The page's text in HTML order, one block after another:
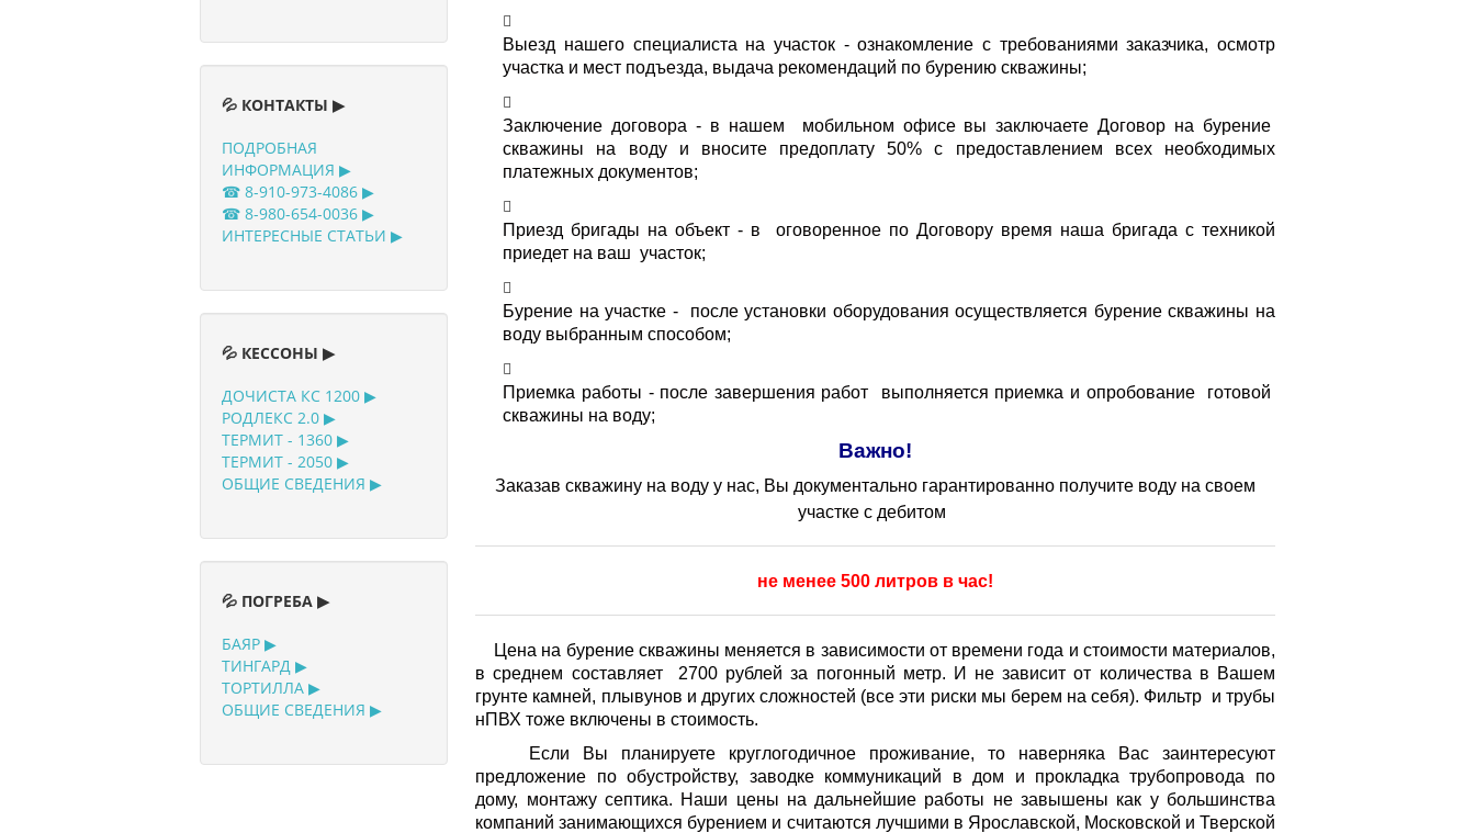
💦 КОНТАКТЫ ▶
ПОДРОБНАЯ
ИНФОРМАЦИЯ ▶
☎ 8-910-973-4086 ▶
☎ 8-980-654-0036 ▶
ИНТЕРЕСНЫЕ СТАТЬИ ▶
💦 КЕССОНЫ ▶
ДОЧИСТА КС 1200 ▶
РОДЛЕКС 2.0 ▶
ТЕРМИТ - 1360 ▶
ТЕРМИТ - 2050 ▶
ОБЩИЕ СВЕДЕНИЯ ▶
💦 ПОГРЕБА ▶
БАЯР ▶
ТИНГАРД ▶
ТОРТИЛЛА ▶
ОБЩИЕ СВЕДЕНИЯ ▶
Выезд нашего специалиста на участок - ознакомление с требованиями заказчика, осмотр
участка и мест подъезда, выдача рекомендаций по бурению скважины;
Заключение договора - в нашем мобильном офисе вы заключаете Договор на бурение
скважины на воду и вносите предоплату 50% с предоставлением всех необходимых
платежных документов;
Приезд бригады на объект - в оговоренное по Договору время наша бригада с техникой
приедет на ваш участок;
Бурение на участке - после установки оборудования осуществляется бурение скважины на
воду выбранным способом;
Приемка работы - после завершения работ выполняется приемка и опробование готовой
скважины на воду;
Важно!
Заказав скважину на воду у нас, Вы документально гарантированно получите воду на своем
участке с дебитом
не менее 500 литров в час!
Цена на бурение скважины меняется в зависимости от времени года и стоимости материалов,
в среднем составляет 2700 рублей за погонный метр. И не зависит от количества в Вашем
грунте камней, плывунов и других сложностей (все эти риски мы берем на себя). Фильтр и трубы
нПВХ тоже включены в стоимость.
Если Вы планируете круглогодичное проживание, то наверняка Вас заинтересуют
предложение по обустройству, заводке коммуникаций в дом и прокладка трубопровода по
дому, монтажу септика. Наши цены на дальнейшие работы не завышены как у большинства
компаний занимающихся бурением и считаются лучшими в Ярославской, Московской и Тверской